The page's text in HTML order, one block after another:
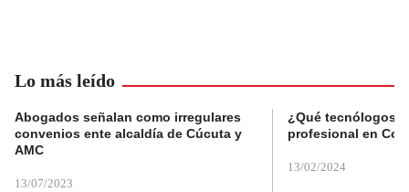
Lo más leído
Abogados señalan como irregulares
convenios ente alcaldía de Cúcuta y
AMC
13/07/2023
¿Qué tecnólogos
profesional en
13/02/2024